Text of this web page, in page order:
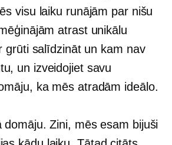
visu laiku runājām par nišu
atrast unikālu
grūti salīdzināt un kam nav
un izveidojiet savu
ka mēs atradām ideālo.
domāju. Zini, mēs esam bijuši